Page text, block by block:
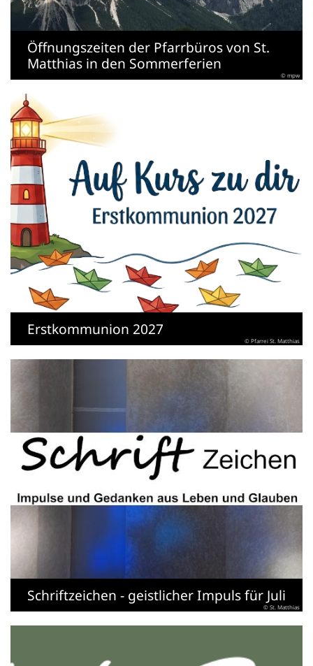
Öffnungszeiten der Pfarrbüros von St.
Matthias in den Sommerferien
© mpw
Erstkommunion 2027
© Pfarrei St. Matthias
Schriftzeichen - geistlicher Impuls für Juli
© St. Matthias